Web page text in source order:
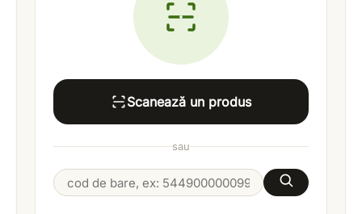
Scanează un produs
sau